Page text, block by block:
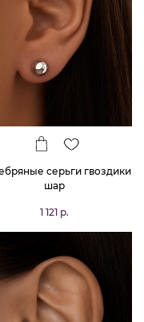
серьги гвоздики
шар
1 121 р.